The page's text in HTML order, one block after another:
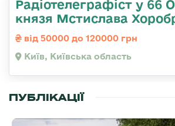
Радіотелеграфіст у 66
князя Мстислава
від 50000 до 120000 грн
Київ, Київська область
ПУБЛІКАЦІЇ